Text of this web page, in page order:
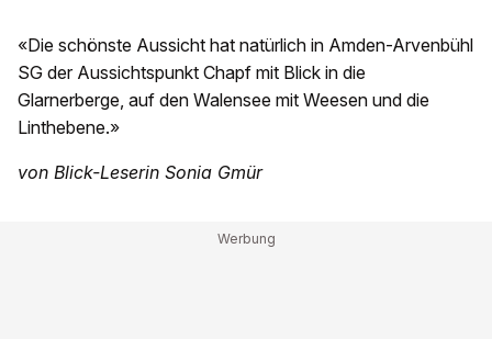
«Die schönste Aussicht hat natürlich in Amden-Arvenbühl
SG der Aussichtspunkt Chapf mit Blick in die
Glarnerberge, auf den Walensee mit Weesen und die
Linthebene.»
von Blick-Leserin Sonia Gmür